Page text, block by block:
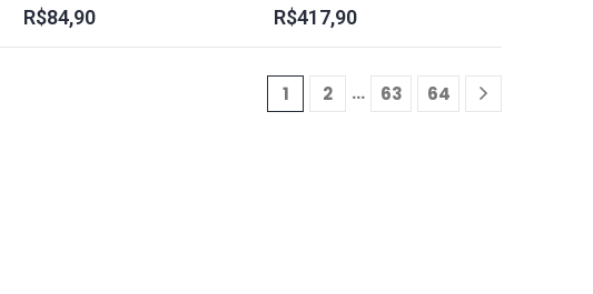
R$84,90 R$417,90
1 2 … 63 64